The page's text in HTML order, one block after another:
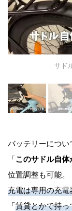
サド
バッテリーについ
「 このサドル自
位置調整も可能。
充電は専用の充
「 賃貸とかで持